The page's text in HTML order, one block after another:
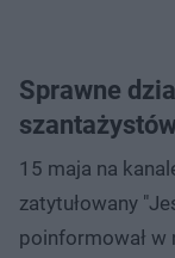
Sprawne
15 maja na
zatytułowany
poinformował w